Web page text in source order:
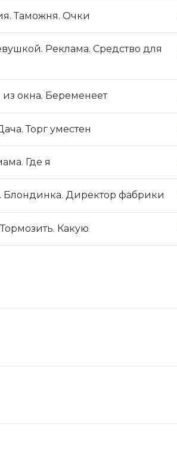
Таможня. Очки
Реклама. Средство для
окна. Беременеет
Торг уместен
Где я
Блондинка. Директор фабрики
Какую